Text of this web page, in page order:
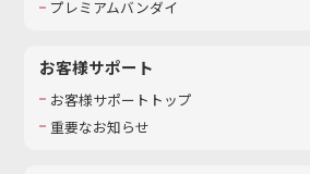
プレミアムバンダイ
お客様サポート
お客様サポートトップ
重要なお知らせ